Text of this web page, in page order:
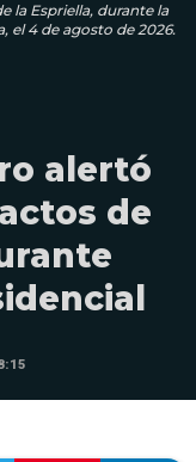
la Espriella, durante la
el 4 de agosto de 2026.
alertó
de